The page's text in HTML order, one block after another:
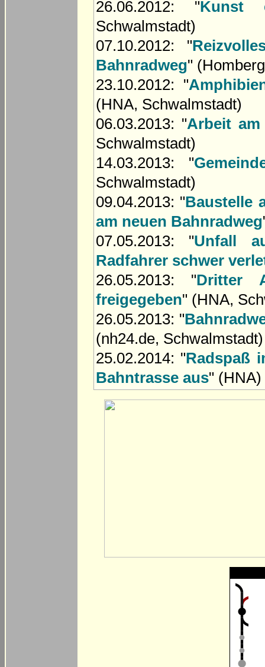
26.06.2012: "Kunst
Schwalmstadt)
07.10.2012: "
Bahnradweg"
23.10.2012: "
(HNA, Schwalmstadt)
06.03.2013: "Arbeit
Schwalmstadt)
14.03.2013: "
Schwalmstadt)
09.04.2013: "Baustelle
am neuen Bahnradweg
07.05.2013: "Unfall
Radfahrer schwer
26.05.2013: "Dritter
freigegeben" (HNA,
26.05.2013: "
(nh24.de, Schwalmstadt)
25.02.2014: "Radspaß
Bahntrasse aus" (HNA)